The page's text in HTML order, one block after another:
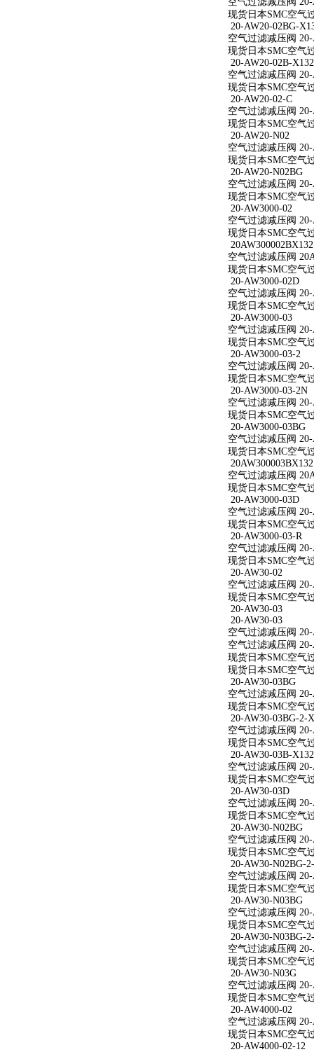
现货日本SMC空气
20-AW20-02BG-
空气过滤减压阀
现货日本SMC空气
20-AW20-02B-X132
空气过滤减压阀
现货日本SMC空气
20-AW20-02-C
空气过滤减压阀 20-
现货日本SMC空气
20-AW20-N02
空气过滤减压阀
现货日本SMC空气
20-AW20-N02BG
空气过滤减压阀
现货日本SMC空气
20-AW3000-02
空气过滤减压阀 20-
现货日本SMC空气
20AW300002BX132
空气过滤减压阀
现货日本SMC空气
20-AW3000-02D
空气过滤减压阀 20-
现货日本SMC空气
20-AW3000-03
空气过滤减压阀 20-
现货日本SMC空气
20-AW3000-03-2
空气过滤减压阀 20-
现货日本SMC空气
20-AW3000-03-2N
空气过滤减压阀
现货日本SMC空气
20-AW3000-03BG
空气过滤减压阀 20-
现货日本SMC空气
20AW300003BX132
空气过滤减压阀
现货日本SMC空气
20-AW3000-03D
空气过滤减压阀 20-
现货日本SMC空气
20-AW3000-03-R
空气过滤减压阀 20-
现货日本SMC空气
20-AW30-02
空气过滤减压阀 20-
现货日本SMC空气
20-AW30-03
20-AW30-03
空气过滤减压阀 20-
空气过滤减压阀 20-
现货日本SMC空气
现货日本SMC空气
20-AW30-03BG
空气过滤减压阀 20-
现货日本SMC空气
20-AW30-03BG-2-
空气过滤减压阀
现货日本SMC空气
20-AW30-03B-X132
空气过滤减压阀
现货日本SMC空气
20-AW30-03D
空气过滤减压阀
现货日本SMC空气
20-AW30-N02BG
空气过滤减压阀
现货日本SMC空气
20-AW30-N02BG-
空气过滤减压阀
现货日本SMC空气
20-AW30-N03BG
空气过滤减压阀
现货日本SMC空气
20-AW30-N03BG-
空气过滤减压阀
现货日本SMC空气
20-AW30-N03G
空气过滤减压阀
现货日本SMC空气
20-AW4000-02
空气过滤减压阀 20-
现货日本SMC空气
20-AW4000-02-12